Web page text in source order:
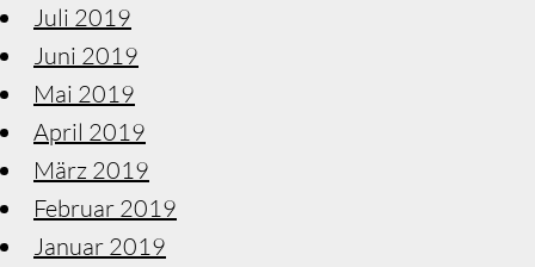
Juli 2019
Juni 2019
Mai 2019
April 2019
März 2019
Februar 2019
Januar 2019